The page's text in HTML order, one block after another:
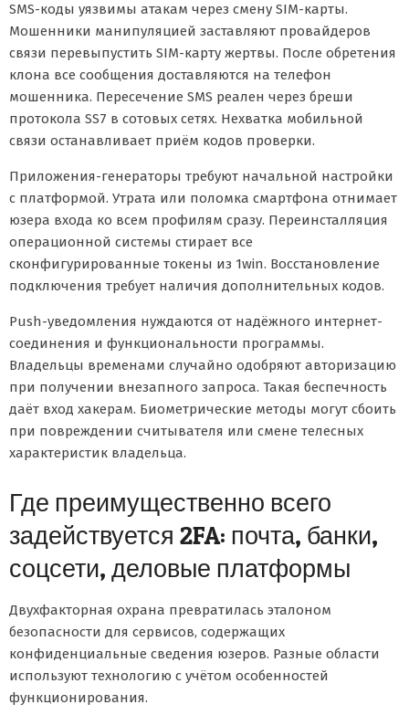
SMS-коды уязвимы атакам через смену SIM-карты.
Мошенники манипуляцией заставляют провайдеров
связи перевыпустить SIM-карту жертвы. После обретения
клона все сообщения доставляются на телефон
мошенника. Пересечение SMS реален через бреши
протокола SS7 в сотовых сетях. Нехватка мобильной
связи останавливает приём кодов проверки.
Приложения-генераторы требуют начальной настройки
с платформой. Утрата или поломка смартфона отнимает
юзера входа ко всем профилям сразу. Переинсталляция
операционной системы стирает все
сконфигурированные токены из 1win. Восстановление
подключения требует наличия дополнительных кодов.
Push-уведомления нуждаются от надёжного интернет-
соединения и функциональности программы.
Владельцы временами случайно одобряют авторизацию
при получении внезапного запроса. Такая беспечность
даёт вход хакерам. Биометрические методы могут сбоить
при повреждении считывателя или смене телесных
характеристик владельца.
Где преимущественно всего
задействуется 2FA: почта, банки,
соцсети, деловые платформы
Двухфакторная охрана превратилась эталоном
безопасности для сервисов, содержащих
конфиденциальные сведения юзеров. Разные области
используют технологию с учётом особенностей
функционирования.